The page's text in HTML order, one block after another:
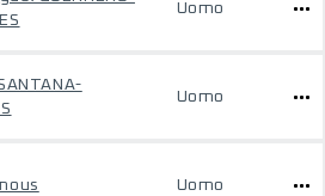
Uomo
Uomo
Uomo